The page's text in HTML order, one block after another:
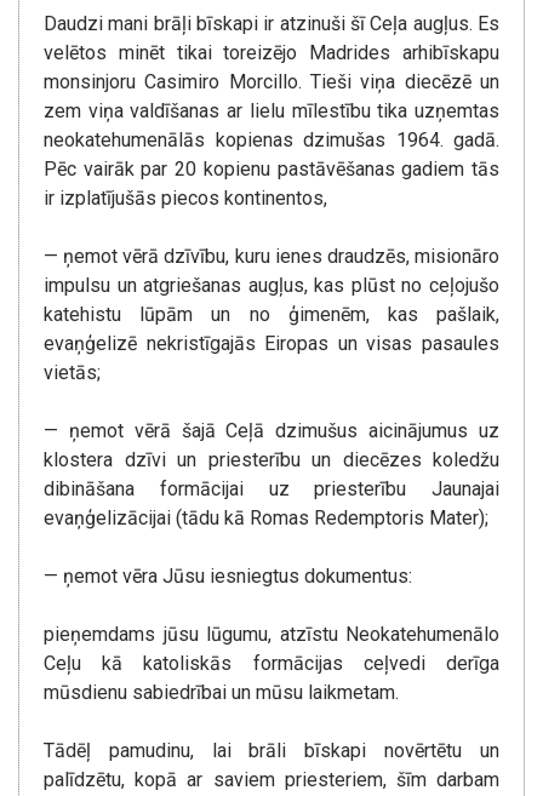
Daudzi mani brāļi bīskapi ir atzinuši šī Ceļa augļus. Es
velētos minēt tikai toreizējo Madrides arhibīskapu
monsinjoru Casimiro Morcillo. Tieši viņa diecēzē un
zem viņa valdīšanas ar lielu mīlestību tika uzņemtas
neokatehumenālās kopienas dzimušas 1964. gadā.
Pēc vairāk par 20 kopienu pastāvēšanas gadiem tās
ir izplatījušās piecos kontinentos,
— ņemot vērā dzīvību, kuru ienes draudzēs, misionāro
impulsu un atgriešanas augļus, kas plūst no ceļojušo
katehistu lūpām un no ģimenēm, kas pašlaik,
evaņģelizē nekristīgajās Eiropas un visas pasaules
vietās;
— ņemot vērā šajā Ceļā dzimušus aicinājumus uz
klostera dzīvi un priesterību un diecēzes koledžu
dibināšana formācijai uz priesterību Jaunajai
evaņģelizācijai (tādu kā Romas Redemptoris Mater);
— ņemot vēra Jūsu iesniegtus dokumentus:
pieņemdams jūsu lūgumu, atzīstu Neokatehumenālo
Ceļu kā katoliskās formācijas ceļvedi derīga
mūsdienu sabiedrībai un mūsu laikmetam.
Tādēļ pamudinu, lai brāli bīskapi novērtētu un
palīdzētu, kopā ar saviem priesteriem, šīm darbam